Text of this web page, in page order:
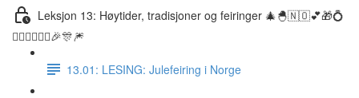
Leksjon 13: Høytider, tradisjoner og feiringer 🎄🐣🇳🇴💕🎁💍
👰🏼‍♀️🤵🏽‍♂️🎉🎊🎆
13.01: LESING: Julefeiring i Norge